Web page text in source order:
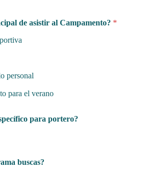
de asistir al Campamento? *
personal
para el verano
para portero?
buscas?